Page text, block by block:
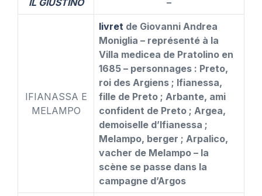
IL GIUSTINO –
IFIANASSA E
MELAMPO
livret de Giovanni Andrea
Moniglia – représenté à la
Villa medicea de Pratolino en
1685 – personnages : Preto,
roi des Argiens ; Ifianessa,
fille de Preto ; Arbante, ami
confident de Preto ; Argea,
demoiselle d’Ifianessa ;
Melampo, berger ; Arpalico,
vacher de Melampo – la
scène se passe dans la
campagne d’Argos